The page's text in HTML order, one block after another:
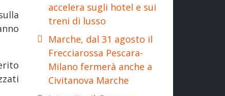
accelera sugli hotel e sui
treni di lusso
Marche, dal 31 agosto il
Frecciarossa Pescara-
Milano fermerà anche a
Civitanova Marche